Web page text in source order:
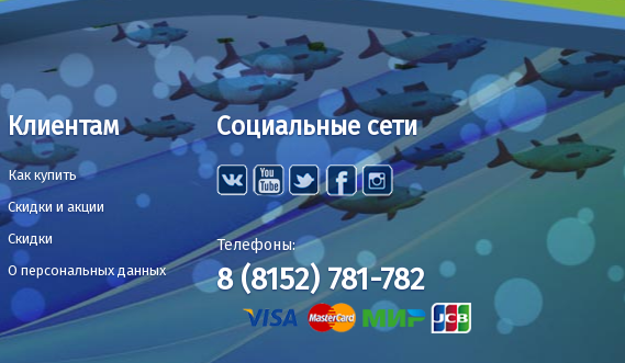
Клиентам
Как купить
Скидки и акции
Скидки
О персональных данных
Социальные сети
Телефоны:
8 (8152) 781-782